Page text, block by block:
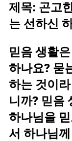
제목: 곤고
는 선하신
믿음 생활
하나요? 묻
하는 것이
니까? 믿음
하나님을
서 하나님